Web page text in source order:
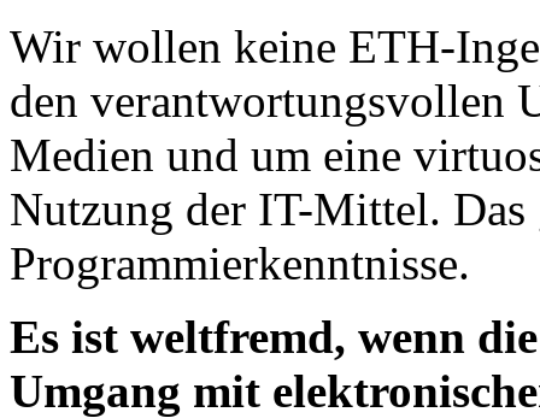
Wir wollen keine ETH-
den verantwortungsvollen
Medien und um eine
Nutzung der IT-Mittel.
Programmierkenntnisse.
Es ist weltfremd, wenn
Umgang mit